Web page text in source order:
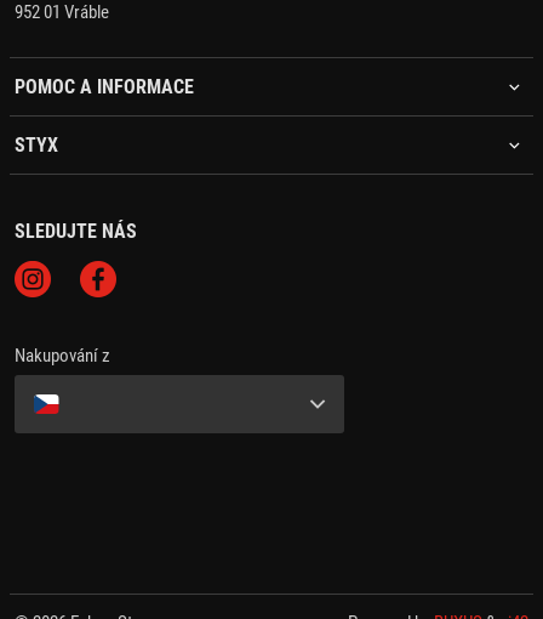
952 01 Vráble
POMOC A INFORMACE
STYX
SLEDUJTE NÁS
Nakupování z